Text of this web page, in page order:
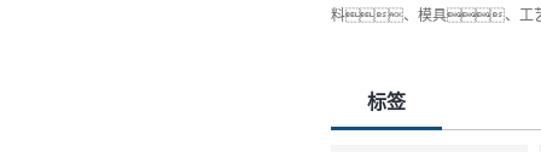
料、模具、工
标签